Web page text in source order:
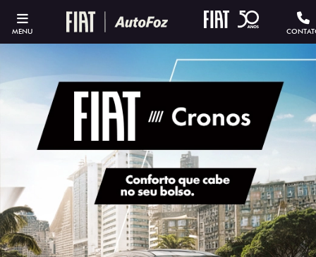
MENU
ESTOU INTERESSADO